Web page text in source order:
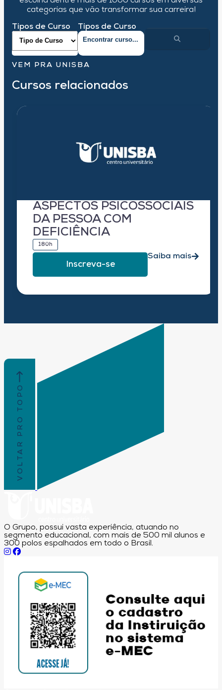
categorias que vão transformar sua carreira!
Tipos de Curso Tipos de Curso
VEM PRA UNISBA
Cursos relacionados
ASPECTOS PSICOSSOCIAIS
DA PESSOA COM
DEFICIÊNCIA
180h
Inscreva-se
Saiba mais
VOLTAR PRO TOPO
O Grupo, possui vasta experiência, atuando no
segmento educacional, com mais de 500 mil alunos e
300 polos espalhados em todo o Brasil.